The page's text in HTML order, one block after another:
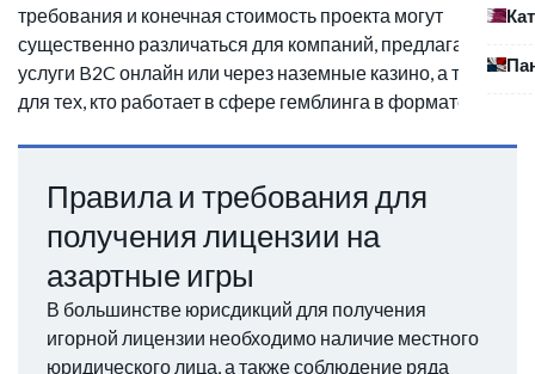
требования и конечная стоимость проекта могут
существенно различаться для компаний, предлагающих
услуги B2C онлайн или через наземные казино, а также
для тех, кто работает в сфере гемблинга в формате B2B.
Правила и требования для
получения лицензии на
азартные игры
В большинстве юрисдикций для получения
игорной лицензии необходимо наличие местного
юридического лица, а также соблюдение ряда